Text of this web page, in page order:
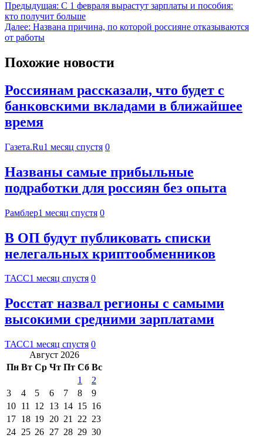
Предыдущая: С 1 февраля вырастут зарплаты и пособия:
кто получит больше
Далее: Названа причина, по которой россияне отказываются
от работы
Похожие новости
Россиянам рассказали, что будет с
банковскими вкладами в ближайшее
время
Газета.Ru1 месяц спустя 0
Названы самые прибыльные
подработки для россиян без опыта
Рамблер1 месяц спустя 0
В ОП будут публиковать списки
нелегальных криптообменников
ТАСС1 месяц спустя 0
Росстат назвал регионы с самыми
высокими средними зарплатами
ТАСС1 месяц спустя 0
Август 2026
Пн Вт Ср Чт Пт Сб Вс
1
2
3
4 5 6 7 8
9
10 11 12 13 14 15 16
17 18 19 20 21 22 23
24 25 26 27 28 29 30